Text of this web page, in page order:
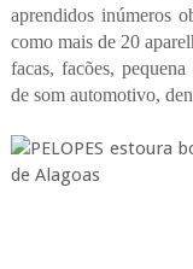
aprendidos inúmeros
como mais de 20
facas, facões,
de som automotivo,